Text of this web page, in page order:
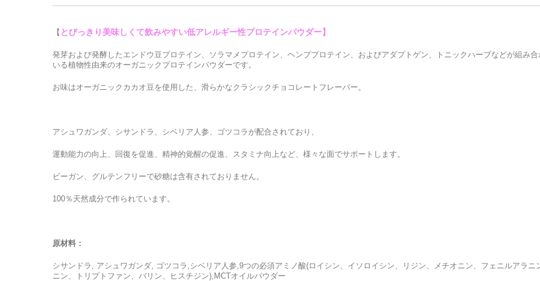
【 とびっきり美味しくて飲みやすい低アレルギー性プロテインパウダー】
発芽および発酵したエンドウ豆プロテイン、ソラマメプロテイン、ヘンププロテイン、およびアダプトゲン、トニックハーブなどが組み合
いる植物性由来のオーガニックプロテインパウダーです。
お味はオーガニックカカオ豆を使用した、滑らかなクラシックチョコレートフレーバー。
アシュワガンダ、シサンドラ、シベリア人参、ゴツコラが配合されており、
運動能力の向上、回復を促進、精神的覚醒の促進、スタミナ向上など、様々な面でサポートします。
ビーガン、グルテンフリーで砂糖は含有されておりません。
100％天然成分で作られています。
原材料：
シサンドラ, アシュワガンダ, ゴツコラ,シベリア人参,9つの必須アミノ酸(ロイシン、イソロイシン、リジン、メチオニン、フェニルアラニ
ニン、トリプトファン、バリン、ヒスチジン),MCTオイルパウダー